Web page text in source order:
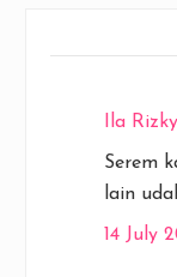
Ila Rizky
Serem
lain
14 July